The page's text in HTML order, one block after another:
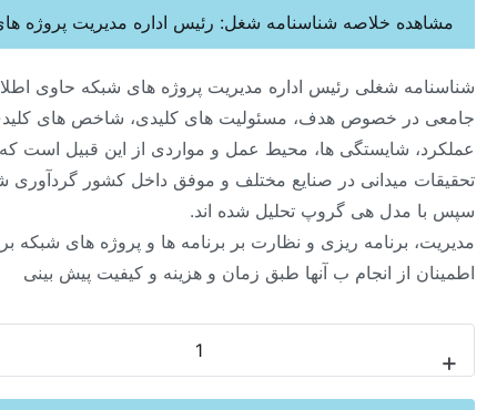
شغلی رئیس اداره مدیریت پروژه های شبکه حاوی اطلاعات
خصوص هدف، مسئولیت های کلیدی، شاخص های کلیدی
شایستگی ها، محیط عمل و مواردی از این قبیل است که از
میدانی در صنایع مختلف و موفق داخل کشور گردآوری شده و
هی گروپ تحلیل شده اند.
برنامه ریزی و نظارت بر برنامه ها و پروژه های شبکه برای حصول
از انجام ب آنها طبق زمان و هزینه و کیفیت پیش بینی
خلاصه شناسنامه شغل: رئیس اداره مدیریت پروژه های شبکه